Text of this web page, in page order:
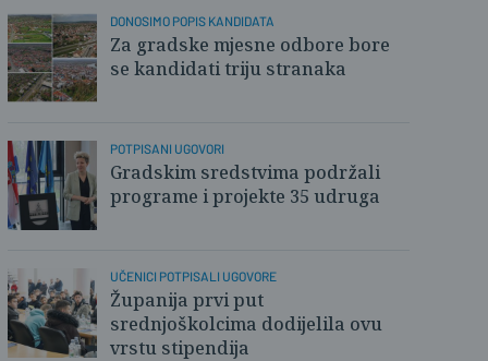
DONOSIMO POPIS KANDIDATA
Za gradske mjesne odbore bore
se kandidati triju stranaka
POTPISANI UGOVORI
Gradskim sredstvima podržali
programe i projekte 35 udruga
UČENICI POTPISALI UGOVORE
Županija prvi put
srednjoškolcima dodijelila ovu
vrstu stipendija